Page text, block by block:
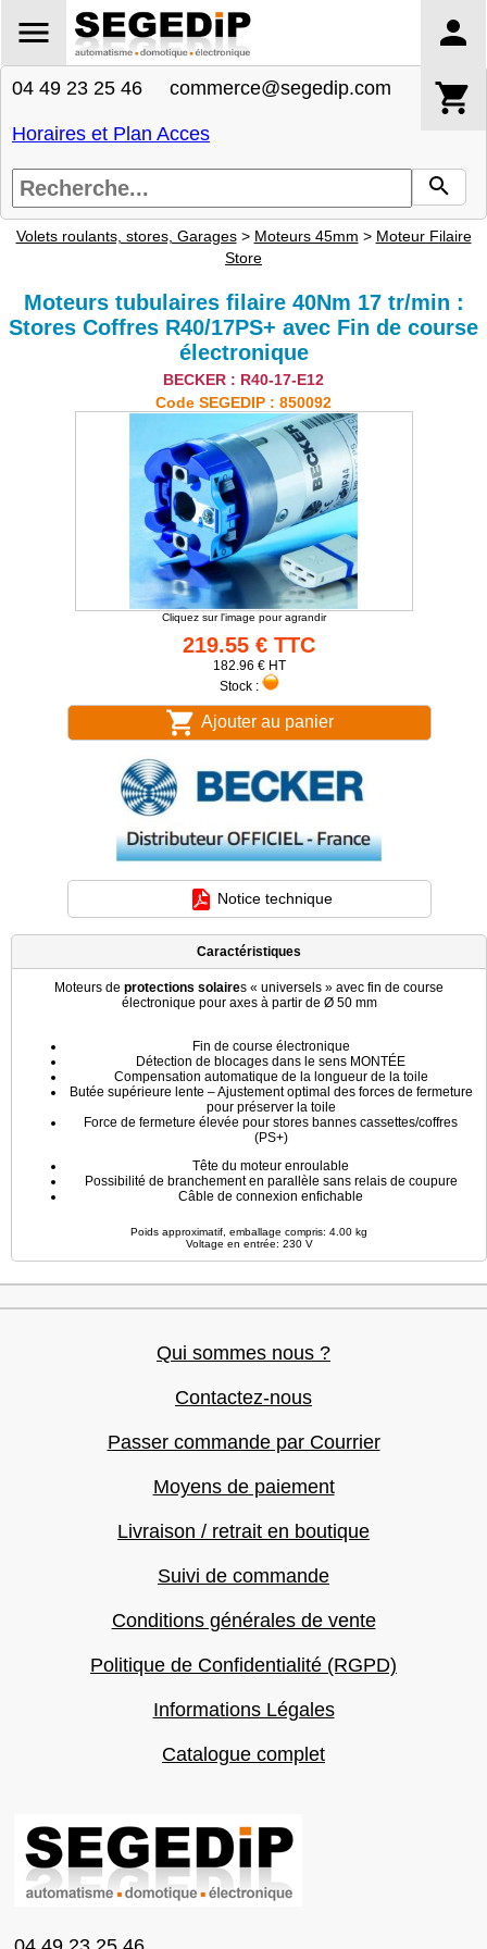
04 49 23 25 46 commerce@segedip.com
Horaires et Plan Acces
Volets roulants, stores, Garages> Moteurs 45mm > Moteur Filaire
Store
Moteurs tubulaires filaire 40Nm 17 tr/min :
Stores Coffres R40/17PS+ avec Fin de course
électronique
BECKER : R40-17-E12
Code SEGEDIP : 850092
Cliquez sur l'image pour agrandir
219.55 € TTC
182.96 € HT
Stock :
Ajouter au panier
Notice technique
Caractéristiques
Moteurs de protections solaires « universels » avec fin de course
électronique pour axes à partir de Ø 50 mm
Fin de course électronique
Détection de blocages dans le sens MONTÉE
Compensation automatique de la longueur de la toile
Butée supérieure lente – Ajustement optimal des forces de fermeture
pour préserver la toile
Force de fermeture élevée pour stores bannes cassettes/coffres
(PS+)
Tête du moteur enroulable
Possibilité de branchement en parallèle sans relais de coupure
Câble de connexion enfichable
Poids approximatif, emballage compris: 4.00 kg
Voltage en entrée: 230 V
Qui sommes nous ?
Contactez-nous
Passer commande par Courrier
Moyens de paiement
Livraison / retrait en boutique
Suivi de commande
Conditions générales de vente
Politique de Confidentialité (RGPD)
Informations Légales
Catalogue complet